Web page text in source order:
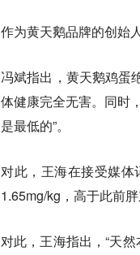
作为黄天鹅品牌的创始
冯斌指出，黄天鹅鸡蛋
体健康完全无害。同时
是最低的”。
对此，王海在接受媒
1.65mg/kg，高于此前
对此，王海指出，“天